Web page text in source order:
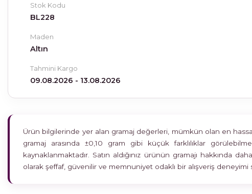
Stok Kodu
BL228
Maden
Altın
Tahmini Kargo
09.08.2026 - 13.08.2026
Ürün bilgilerinde yer alan gramaj değerleri, mümkün olan en
gramaj arasında ±0,10 gram gibi küçük farklılıklar
kaynaklanmaktadır. Satın aldığınız ürünün gramajı hakkında
olarak şeffaf, güvenilir ve memnuniyet odaklı bir alışveriş